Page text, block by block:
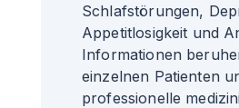
Schlafstörungen,
Appetitlosigkeit und
Informationen
einzelnen Patienten
professionelle